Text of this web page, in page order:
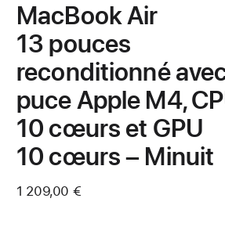
MacBook Air
13 pouces
reconditionné
puce Apple M4,
10 cœurs et GPU
10 cœurs – Minuit
1 209,00 €